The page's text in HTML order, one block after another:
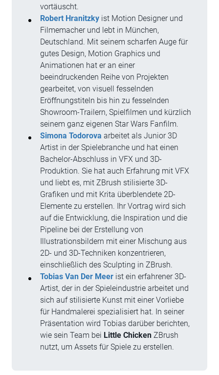
vortäuscht.
Robert Hranitzkyist Motion Designer und
Filmemacher und lebt in München,
Deutschland. Mit seinem scharfen Auge für
gutes Design, Motion Graphics und
Animationen hat er an einer
beeindruckenden Reihe von Projekten
gearbeitet, von visuell fesselnden
Eröffnungstiteln bis hin zu fesselnden
Showroom-Trailern, Spielfilmen und kürzlich
seinem ganz eigenen Star Wars Fanfilm.
Simona Todorova arbeitet als Junior 3D
Artist in der Spielebranche und hat einen
Bachelor-Abschluss in VFX und 3D-
Produktion. Sie hat auch Erfahrung mit VFX
und liebt es, mit ZBrush stilisierte 3D-
Grafiken und mit Krita überblendete 2D-
Elemente zu erstellen. Ihr Vortrag wird sich
auf die Entwicklung, die Inspiration und die
Pipeline bei der Erstellung von
Illustrationsbildern mit einer Mischung aus
2D- und 3D-Techniken konzentrieren,
einschließlich des Sculpting in ZBrush.
Tobias Van Der Meerist ein erfahrener 3D-
Artist, der in der Spieleindustrie arbeitet und
sich auf stilisierte Kunst mit einer Vorliebe
für Handmalerei spezialisiert hat. In seiner
Präsentation wird Tobias darüber berichten,
wie sein Team bei Little ChickenZBrush
nutzt, um Assets für Spiele zu erstellen.